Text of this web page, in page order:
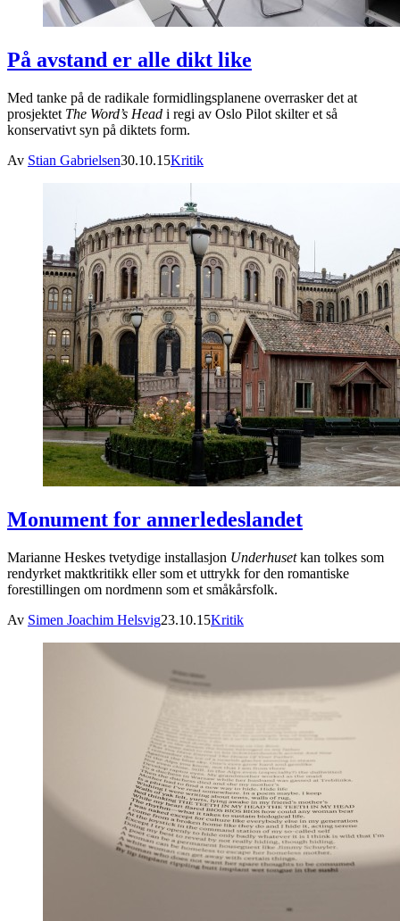
På avstand er alle dikt like
Med tanke på de radikale formidlingsplanene overrasker det at
prosjektet The Word’s Head i regi av Oslo Pilot skilter et så
konservativt syn på diktets form.
Av Stian Gabrielsen30.10.15Kritik
Monument for annerledeslandet
Marianne Heskes tvetydige installasjon Underhusetkan tolkes som
rendyrket maktkritikk eller som et uttrykk for den romantiske
forestillingen om nordmenn som et småkårsfolk.
Av Simen Joachim Helsvig23.10.15Kritik